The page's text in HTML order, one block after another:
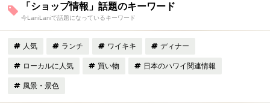
「ショップ情報」話題のキーワード
今LaniLaniで話題になっているキーワード
人気 ランチ ワイキキ ディナー
ローカルに人気 買い物 日本のハワイ関連情報
風景・景色